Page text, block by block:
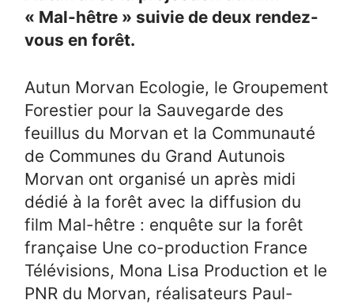
« Mal-hêtre » suivie de deux rendez-
vous en forêt.
Autun Morvan Ecologie, le Groupement
Forestier pour la Sauvegarde des
feuillus du Morvan et la Communauté
de Communes du Grand Autunois
Morvan ont organisé un après midi
dédié à la forêt avec la diffusion du
film Mal-hêtre : enquête sur la forêt
française Une co-production France
Télévisions, Mona Lisa Production et le
PNR du Morvan, réalisateurs Paul-